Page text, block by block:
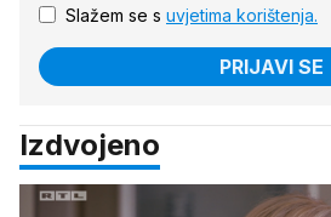
Slažem se s uvjetima korištenja.
PRIJAVI SE
Izdvojeno